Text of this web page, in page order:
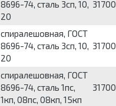
8696-74, сталь 3сп, 10,
20
31700
спиралешовная, ГОСТ
8696-74, сталь 3сп, 10,
20
31700
спиралешовная, ГОСТ
8696-74, сталь 1пс,
1кп, 08пс, 08кп, 15кп
31700